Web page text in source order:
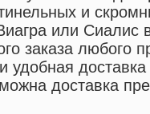
и
или Сиалис
заказа любого
удобная
доставка